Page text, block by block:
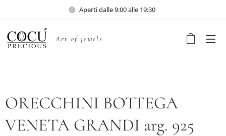
Aperti dalle 9:00 alle 19:30
Art of jewels
ORECCHINI BOTTEGA
VENETA GRANDI arg. 925